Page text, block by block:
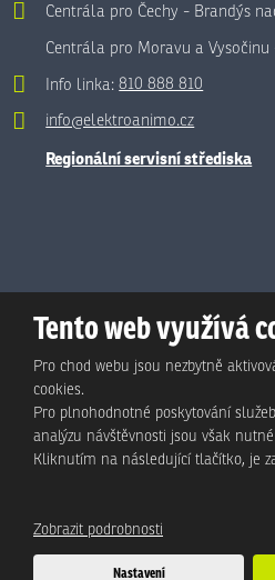
Centrála pro Čechy - Brandýs
Centrála pro Moravu a Vysočinu
Info linka:810 888 810
info@elektroanimo.cz
Regionální servisní střediska
© Animo Bohemia s.r.o., 2026,
Mapa stránek|Podmínky použití|
Tento web je chráněn pomocí
zásady ochrany osobních údajů
Tento web využívá
Pro chod webu jsou nezbytně
cookies.
Pro plnohodnotné poskytování
analýzu návštěvnosti jsou však
Kliknutím na následující tlačítko, je
Zobrazit podrobnosti
Nastavení